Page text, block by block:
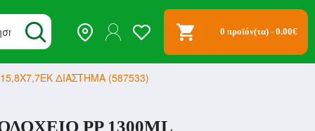
0 προϊόν(τα) - 0.00€
ΔΙΑΣΤΗΜΑ (587533)
PP 1300ML